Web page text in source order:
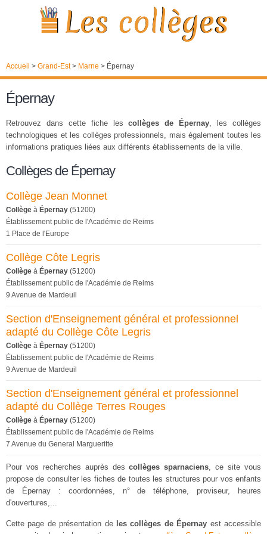
Accueil > Grand-Est> Marne > Épernay
Épernay
Retrouvez dans cette fiche lescollèges de Épernay, les colléges
technologiques et les collèges professionnels, mais également toutes les
informations pratiques liées aux différents établissements de la ville.
Collèges de Épernay
Collège Jean Monnet
Collège à Épernay (51200)
Établissement public de l'Académie de Reims
1 Place de l'Europe
Collège Côte Legris
Collège à Épernay (51200)
Établissement public de l'Académie de Reims
9 Avenue de Mardeuil
Section d'Enseignement général et professionnel
adapté du Collège Côte Legris
Collège à Épernay (51200)
Établissement public de l'Académie de Reims
9 Avenue de Mardeuil
Section d'Enseignement général et professionnel
adapté du Collège Terres Rouges
Collège à Épernay (51200)
Établissement public de l'Académie de Reims
7 Avenue du General Margueritte
Pour vos recherches auprès descollèges sparnaciens, ce site vous
propose de consulter les fiches de toutes les structures pour vos enfants
de Épernay : coordonnées, n° de téléphone, proviseur, heures
d'ouvertures,...
Cette page de présentation de les collèges de Épernay est accessible